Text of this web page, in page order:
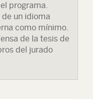
programa.
un idioma
como mínimo.
de la tesis de
del jurado